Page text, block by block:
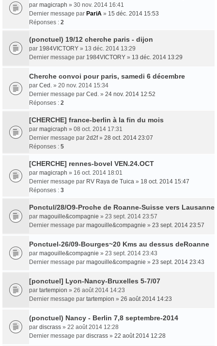
par magicraph » 30 nov. 2014 16:41
Dernier message par PariA » 15 déc. 2014 15:53
Réponses : 2
(ponctuel) 19/12 cherche paris - dijon
par 1984VICTORY » 13 déc. 2014 13:29
Dernier message par 1984VICTORY » 13 déc. 2014 13:29
Cherche convoi pour paris, samedi 6 décembre
par Ced. » 20 nov. 2014 15:34
Dernier message par Ced. » 24 nov. 2014 12:52
Réponses : 2
[CHERCHE] france-berlin à la fin du mois
par magicraph » 08 oct. 2014 17:31
Dernier message par 2d2f» 28 oct. 2014 23:07
Réponses : 5
[CHERCHE] rennes-bovel VEN.24.OCT
par magicraph » 16 oct. 2014 18:01
Dernier message par RV Raya de Tuica » 18 oct. 2014 15:47
Réponses : 3
Ponctul/28/O9-Proche de Roanne-Suisse vers Lausanne
par magouille&compagnie » 23 sept. 2014 23:57
Dernier message par magouille&compagnie » 23 sept. 2014 23:57
Ponctuel-26/09-Bourges~20 Kms au dessus deRoanne
par magouille&compagnie » 23 sept. 2014 23:43
Dernier message par magouille&compagnie » 23 sept. 2014 23:43
[ponctuel] Lyon-Nancy-Bruxelles 5-7/07
par tartempion » 26 août 2014 14:23
Dernier message par tartempion » 26 août 2014 14:23
(ponctuel) Nancy - Berlin 7,8 septembre-2014
par discrass » 22 août 2014 12:28
Dernier message par discrass » 22 août 2014 12:28